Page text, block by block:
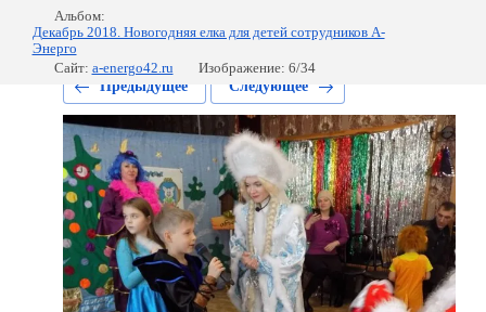
Альбом:
Декабрь 2018. Новогодняя елка для детей сотрудников А-
Энерго
Сайт: a-energo42.ru
Изображение: 6/34
Предыдущее
Следующее